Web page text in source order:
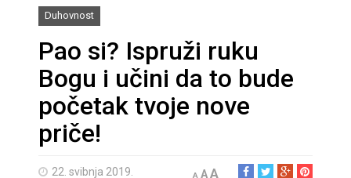
Duhovnost
Pao si? Ispruži ruku
Bogu i učini da to bude
početak tvoje nove
priče!
22. svibnja 2019. A AA